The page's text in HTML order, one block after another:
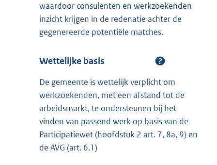
waardoor consulenten en werkzoekenden
inzicht krijgen in de redenatie achter de
gegenereerde potentiële matches.
Wettelijke basis
De gemeente is wettelijk verplicht om
werkzoekenden, met een afstand tot de
arbeidsmarkt, te ondersteunen bij het
vinden van passend werk op basis van de
Participatiewet (hoofdstuk 2 art. 7, 8a, 9) en
de AVG (art. 6.1)